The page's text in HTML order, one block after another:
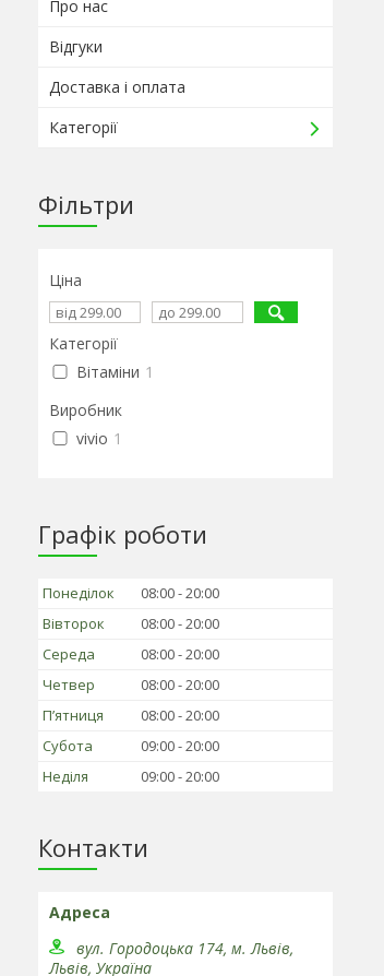
Про нас
Відгуки
Доставка і оплата
Категорії
Фільтри
Ціна
Категорії
Вітаміни 1
Виробник
vivio 1
Графік роботи
Понеділок 08:00 20:00
Вівторок
08:00 20:00
Середа
08:00 20:00
Четвер
08:00 20:00
Пʼятниця
08:00 20:00
Субота
09:00 20:00
Неділя
09:00 20:00
Контакти
вул. Городоцька 174, м. Львів,
Львів, Україна